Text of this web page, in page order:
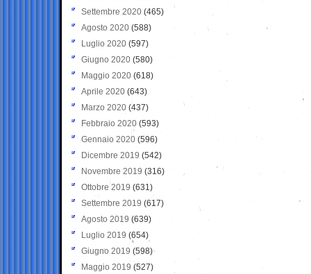
Settembre 2020(465)
Agosto 2020 (588)
Luglio 2020 (597)
Giugno 2020 (580)
Maggio 2020 (618)
Aprile 2020 (643)
Marzo 2020 (437)
Febbraio 2020 (593)
Gennaio 2020 (596)
Dicembre 2019 (542)
Novembre 2019 (316)
Ottobre 2019 (631)
Settembre 2019 (617)
Agosto 2019 (639)
Luglio 2019 (654)
Giugno 2019 (598)
Maggio 2019 (527)